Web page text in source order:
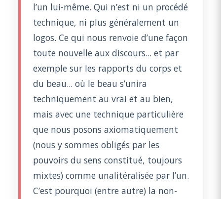
l’un lui-même. Qui n’est ni un procédé
technique, ni plus généralement un
logos. Ce qui nous renvoie d’une façon
toute nouvelle aux discours... et par
exemple sur les rapports du corps et
du beau... où le beau s’unira
techniquement au vrai et au bien,
mais avec une technique particulière
que nous posons axiomatiquement
(nous y sommes obligés par les
pouvoirs du sens constitué, toujours
mixtes) comme unalitéralisée par l’un.
C’est pourquoi (entre autre) la non-